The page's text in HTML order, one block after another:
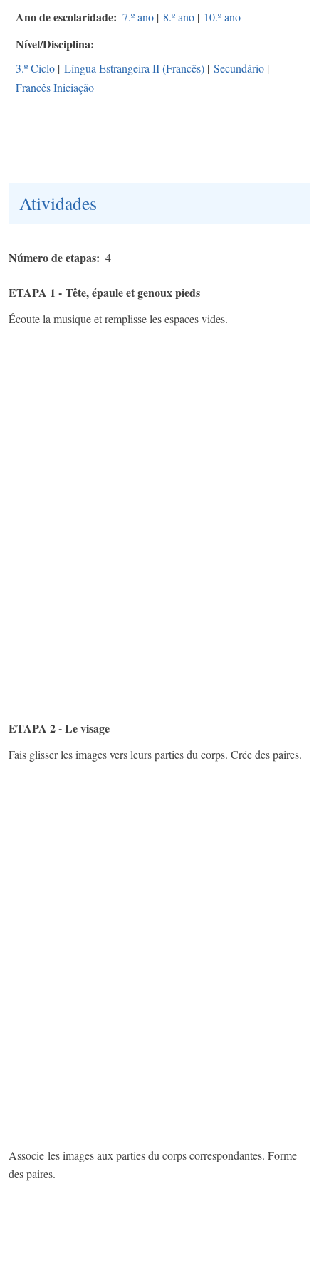
Ano de escolaridade 7.º ano | 8.º ano | 10.º ano
Nível/Disciplina
3.º Ciclo | Língua Estrangeira II (Francês) | Secundário |
Francês Iniciação
Atividades
Número de etapas 4
ETAPA 1 - Tête, épaule et genoux pieds
Écoute la musique et remplisse les espaces vides.
ETAPA 2 - Le visage
Fais glisser les images vers leurs parties du corps. Crée des paires.
Associe les images aux parties du corps correspondantes. Forme
des paires.